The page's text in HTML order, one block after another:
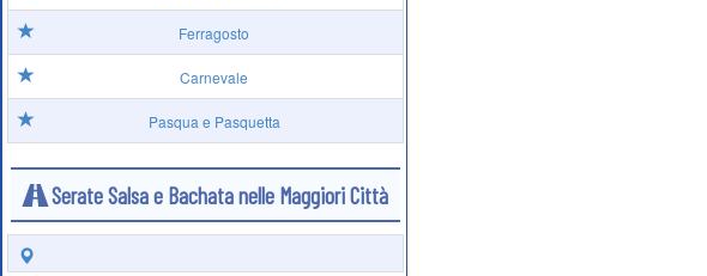
Ferragosto
Carnevale
Pasqua e Pasquetta
Serate Salsa e Bachata nelle Maggiori Città